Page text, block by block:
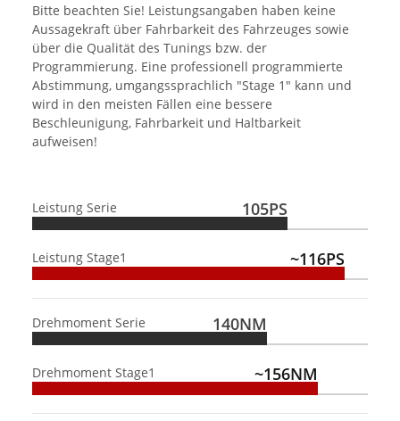
Bitte beachten Sie! Leistungsangaben haben keine
Aussagekraft über Fahrbarkeit des Fahrzeuges sowie
über die Qualität des Tunings bzw. der
Programmierung. Eine professionell programmierte
Abstimmung, umgangssprachlich "Stage 1" kann und
wird in den meisten Fällen eine bessere
Beschleunigung, Fahrbarkeit und Haltbarkeit
aufweisen!
Leistung Serie 105PS
Leistung Stage1 ~116PS
Drehmoment Serie 140NM
Drehmoment Stage1 ~156NM